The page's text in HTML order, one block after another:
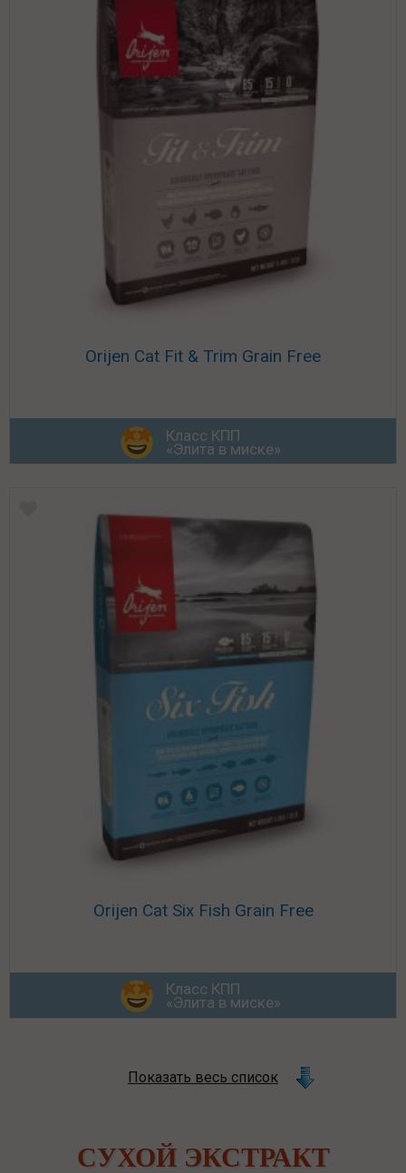
Orijen Cat Fit & Trim Grain Free
Класс КПП
«Элита в миске»
Orijen Cat Six Fish Grain Free
Класс КПП
«Элита в миске»
Показать весь список
СУХОЙ ЭКСТРАКТ